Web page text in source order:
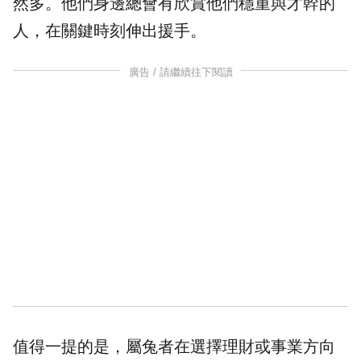
人，在關鍵時刻伸出援手。
廣告 / 請繼續往下閱讀
值得一提的是，屬兔者在選擇理財或事業方向